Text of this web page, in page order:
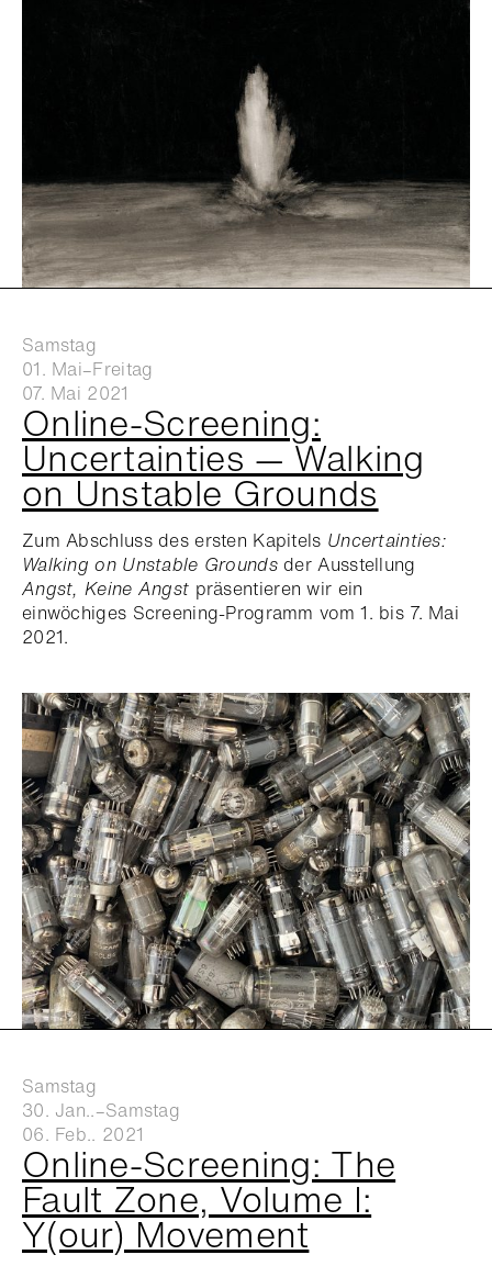
Samstag
01. Mai–Freitag
07. Mai 2021
Online-Screening:
Uncertainties — Walking
on Unstable Grounds
Zum Abschluss des ersten Kapitels Uncertainties:
Walking on Unstable Groundsder Ausstellung
Angst, Keine Angst präsentieren wir ein
einwöchiges Screening-Programm vom 1. bis 7. Mai
2021.
Samstag
30. Jan..–Samstag
06. Feb.. 2021
Online-Screening: The
Fault Zone, Volume I:
Y(our) Movement